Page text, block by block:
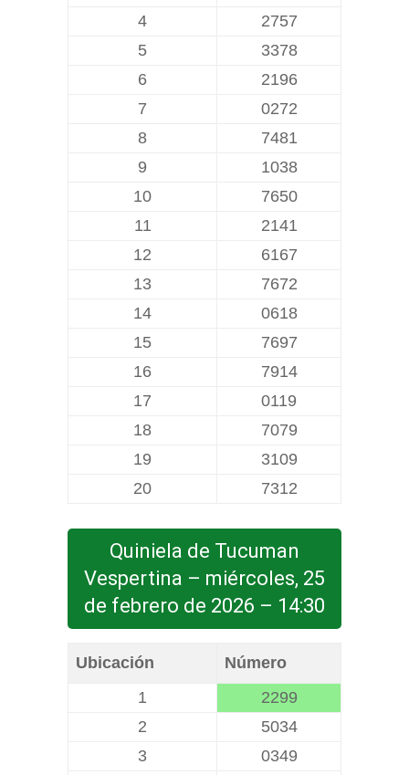
4
2757
5
3378
6
2196
7
0272
8
7481
9
1038
10
7650
11
2141
12
6167
13
7672
14
0618
15
7697
16
7914
17
0119
18
7079
19
3109
20
7312
Quiniela de Tucuman
Vespertina – miércoles, 25
de febrero de 2026 – 14:30
Ubicación
Número
1
2299
2
5034
3
0349